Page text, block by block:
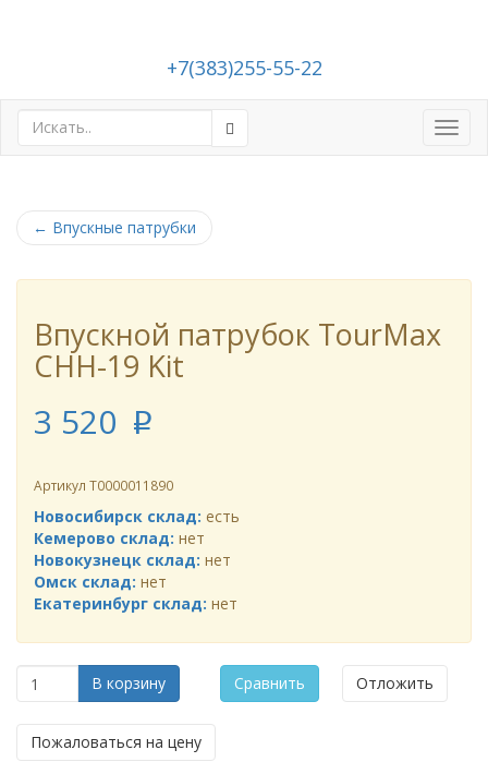
+7(383)255-55-22
← Впускные патрубки
Впускной патрубок TourMax
CHH-19 Kit
3 520 p
Артикул Т0000011890
Новосибирск склад: есть
Кемерово склад: нет
Новокузнецк склад: нет
Омск склад: нет
Екатеринбург склад: нет
В корзину Сравнить Отложить
Пожаловаться на цену